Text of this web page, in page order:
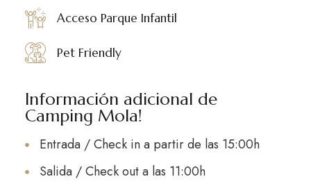
Acceso Parque Infantil
Pet Friendly
Información adicional de
Camping Mola!
Entrada / Check in a partir de las 15:00h
Salida / Check out a las 11:00h